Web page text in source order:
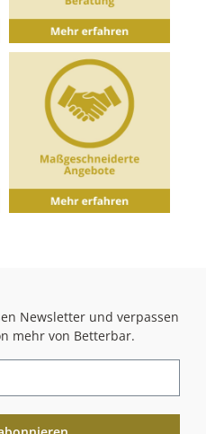
Newsletter und verpassen
mehr von Betterbar.